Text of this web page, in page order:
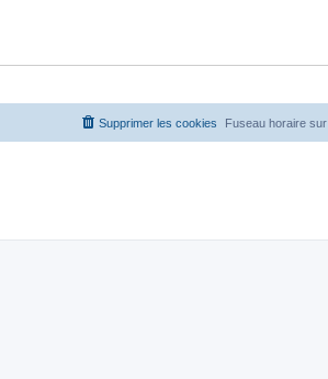
Fuseau horaire sur
Supprimer les cookies